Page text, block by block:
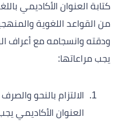
كتابة العنوان الأكاديمي
من القواعد اللغوية
ودقته وانسجامه مع أعراف
يجب مراعاتها:
الالتزام بالنحو
العنوان الأكاديمي